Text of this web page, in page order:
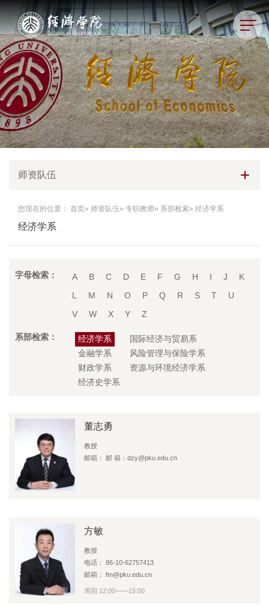
师资队伍
您现在的位置： 首页» 师资队伍» 专职教师» 系部检索» 经济学系
经济学系
字母检索： A B C D E F G H I J
K
L
M N O P Q R S T
U
V
W X Y Z
系部检索： 经济学系
国际经济与贸易系
金融学系
风险管理与保险学系
财政学系
资源与环境经济学系
经济史学系
董志勇
教授
邮箱： 邮 箱：dzy@pku.edu.cn
方敏
教授
电话： 86-10-62757413
邮箱： fm@pku.edu.cn
周四 12:00——15:00